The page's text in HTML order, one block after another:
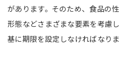
があります。そのため、食品の
形態などさまざまな要素を考慮
基に期限を設定しなければなりま